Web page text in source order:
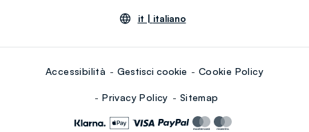
it | italiano
Accessibilità Gestisci cookie Cookie Policy
Privacy Policy Sitemap